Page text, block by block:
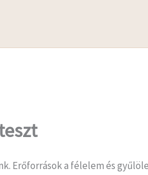
Erőforrások a félelem és